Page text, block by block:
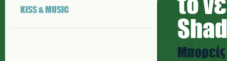
KISS & MUSIC
Μπορείς